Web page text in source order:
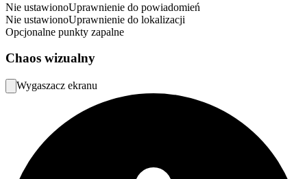
Nie ustawionoUprawnienie do powiadomień
Nie ustawionoUprawnienie do lokalizacji
Opcjonalne punkty zapalne
Chaos wizualny
Wygaszacz ekranu